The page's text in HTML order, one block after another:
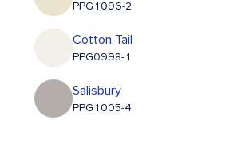
PPG1096-2
Cotton Tail
PPG0998-1
Salisbury
PPG1005-4